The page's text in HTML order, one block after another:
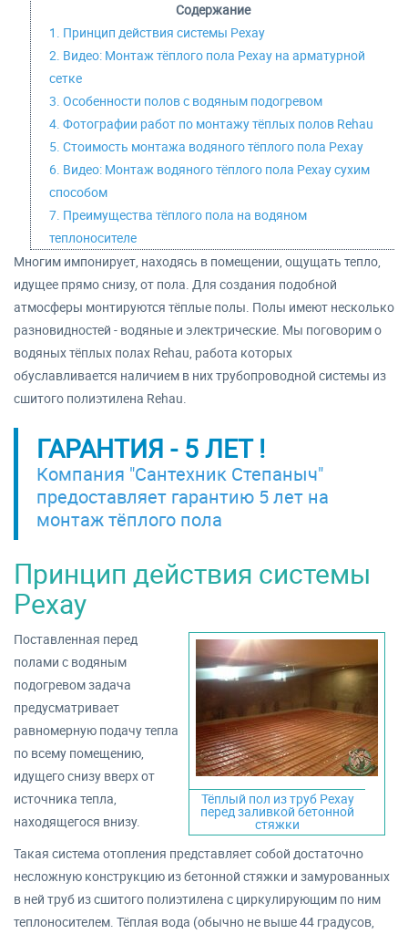
Содержание
1. Принцип действия системы Рехау
2. Видео: Монтаж тёплого пола Рехау на арматурной
сетке
3. Особенности полов с водяным подогревом
4. Фотографии работ по монтажу тёплых полов Rehau
5. Стоимость монтажа водяного тёплого пола Рехау
6. Видео: Монтаж водяного тёплого пола Рехау сухим
способом
7. Преимущества тёплого пола на водяном
теплоносителе
Многим импонирует, находясь в помещении, ощущать тепло,
идущее прямо снизу, от пола. Для создания подобной
атмосферы монтируются тёплые полы. Полы имеют несколько
разновидностей - водяные и электрические. Мы поговорим о
водяных тёплых полах Rehau, работа которых
обуславливается наличием в них трубопроводной системы из
сшитого полиэтилена Rehau.
ГАРАНТИЯ - 5 ЛЕТ !
Компания "Сантехник Степаныч"
предоставляет гарантию 5 лет на
монтаж тёплого пола
Принцип действия системы
Рехау
Тёплый пол из труб Рехау
перед заливкой бетонной
стяжки
Поставленная перед
полами с водяным
подогревом задача
предусматривает
равномерную подачу тепла
по всему помещению,
идущего снизу вверх от
источника тепла,
находящегося внизу.
Такая система отопления представляет собой достаточно
несложную конструкцию из бетонной стяжки и замурованных
в ней труб из сшитого полиэтилена с циркулирующим по ним
теплоносителем. Тёплая вода (обычно не выше 44 градусов,